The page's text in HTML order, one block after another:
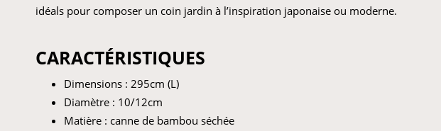
idéals pour composer un coin jardin à l’inspiration japonaise ou moderne.
CARACTÉRISTIQUES
Dimensions : 295cm (L)
Diamètre : 10/12cm
Matière : canne de bambou séchée